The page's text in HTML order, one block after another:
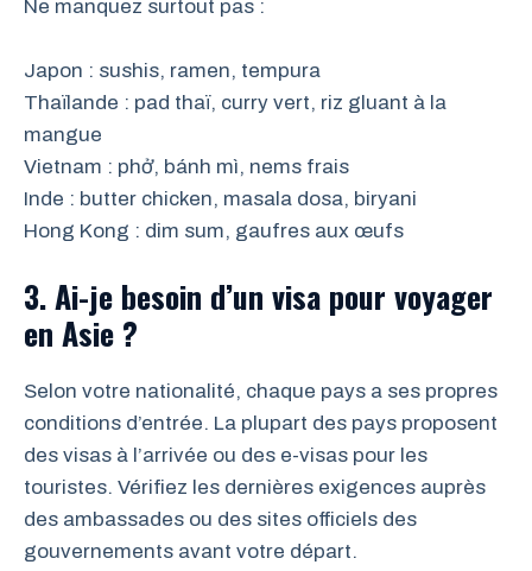
Ne manquez surtout pas :
Japon : sushis, ramen, tempura
Thaïlande : pad thaï, curry vert, riz gluant à la
mangue
Vietnam : phở, bánh mì, nems frais
Inde : butter chicken, masala dosa, biryani
Hong Kong : dim sum, gaufres aux œufs
3. Ai-je besoin d’un visa pour voyager
en Asie ?
Selon votre nationalité, chaque pays a ses propres
conditions d’entrée. La plupart des pays proposent
des visas à l’arrivée ou des e-visas pour les
touristes. Vérifiez les dernières exigences auprès
des ambassades ou des sites officiels des
gouvernements avant votre départ.